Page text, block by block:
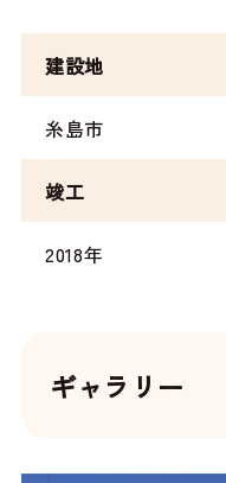
建設地
糸島市
竣工
2018年
ギャラリー